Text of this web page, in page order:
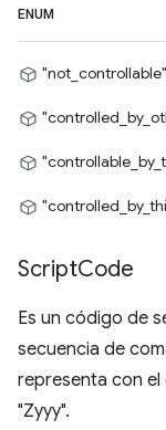
ENUM
"not_controllable"
ScriptCode
Es un código de
secuencia de
representa con
"Zyyy".